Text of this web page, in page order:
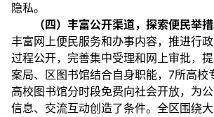
隐私。
（四）丰富公开渠道，探索便民举措
丰富网上便民服务和办事内容，推进行
过程公开，完善集中受理和网上审批，
案局、区图书馆结合自身职能，7所高校
高校图书馆分时段免费向社会开放，为
信息、交流互动创造了条件。全区围绕